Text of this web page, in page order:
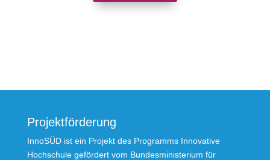
Projektförderung
InnoSÜD ist ein Projekt des Programms Innovative
Hochschule gefördert vom Bundesministerium für